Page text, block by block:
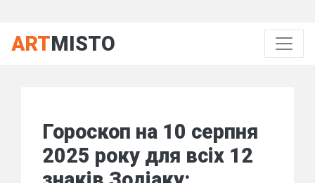
ARTMISTO
Гороскоп на 10 серпня
2025 року для всіх 12